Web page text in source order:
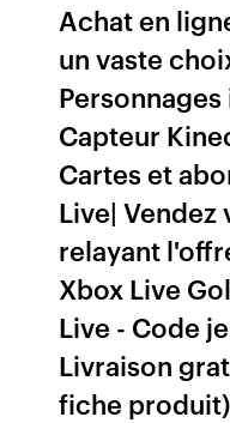
Achat en
un vaste
Capteur
Cartes et
Live| Vendez
relayant
Xbox Live
Live - Code
Livraison
fiche